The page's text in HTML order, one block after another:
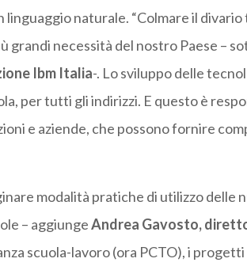
naturale. “Colmare il
grandi necessità del nostro Paese –
Ibm Italia-. Lo sviluppo delle
per tutti gli indirizzi. E questo è
e aziende, che possono fornire
modalità pratiche di utilizzo delle
– aggiungeAndrea Gavosto,
scuola-lavoro (ora PCTO), i